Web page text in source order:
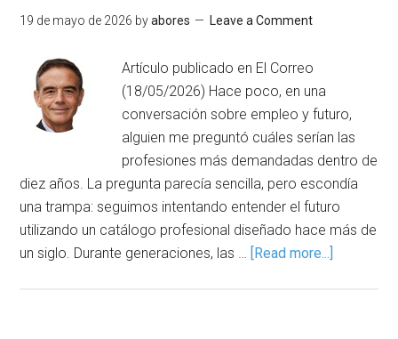
19 de mayo de 2026 byabores Leave a Comment
Artículo publicado en El Correo
(18/05/2026) Hace poco, en una
conversación sobre empleo y futuro,
alguien me preguntó cuáles serían las
profesiones más demandadas dentro de
diez años. La pregunta parecía sencilla, pero escondía
una trampa: seguimos intentando entender el futuro
utilizando un catálogo profesional diseñado hace más de
un siglo. Durante generaciones, las … [Read more...]